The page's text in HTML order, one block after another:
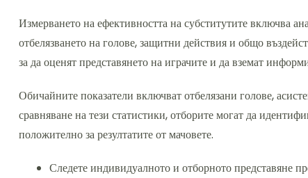
Измерването на ефективността на субститутите включва
отбелязването на голове, защитни действия и общо
за да оценят представянето на играчите и да вземат
Обичайните показатели включват отбелязани голове,
сравняване на тези статистики, отборите могат да
положително за резултатите от мачовете.
Следете индивидуалното и отборното представяне